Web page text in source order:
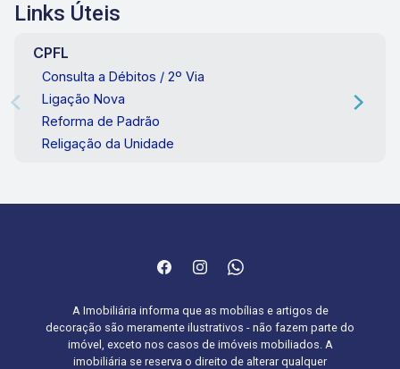
Links Úteis
CPFL
Consulta a Débitos / 2º Via
Ligação Nova
Reforma de Padrão
Religação da Unidade
A Imobiliária informa que as mobílias e artigos de
decoração são meramente ilustrativos - não fazem parte do
imóvel, exceto nos casos de imóveis mobiliados. A
imobiliária se reserva o direito de alterar qualquer